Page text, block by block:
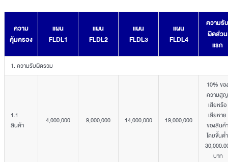
ความ
คุ้มครอง
แผน
FLDL1
แผน
FLDL2
แผน
FLDL3
แผน
FLDL4
ความรับ
ผิดส่วน
แรก
1. ความรับผิดรวม
1.1
สินค้า
4,000,000 9,000,000 14,000,000 19,000,000
10% ของ
ความสูญ
เสียหรือ
เสียหาย
ของสินค้า
โดยขั้นต่ำ
บาท